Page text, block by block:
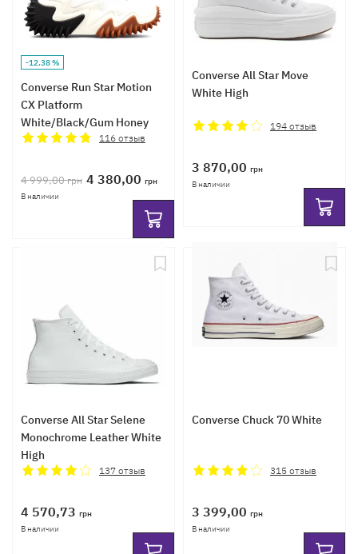
-12.38 %
Converse Run Star Motion
CX Platform
White/Black/Gum Honey
High
116отзыв
4 999,00грн 4 380,00 грн
В наличии
Converse All Star Move
White High
194отзыв
3 870,00 грн
В наличии
Converse All Star Selene
Monochrome Leather White
High
137отзыв
4 570,73 грн
В наличии
Converse Chuck 70 White
315отзыв
3 399,00 грн
В наличии